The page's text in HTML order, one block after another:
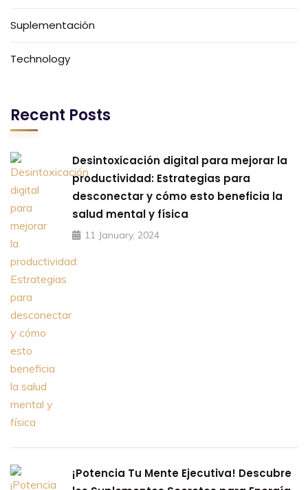
Suplementación
Technology
Recent Posts
Desintoxicación digital para mejorar la
productividad: Estrategias para
desconectar y cómo esto beneficia la
salud mental y física
11 January, 2024
¡Potencia Tu Mente Ejecutiva! Descubre